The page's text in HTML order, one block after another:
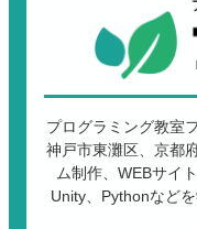
プログラミング教室
神戸市東灘区、京都
ム制作、WEBサイ
Unity、Pythonなど